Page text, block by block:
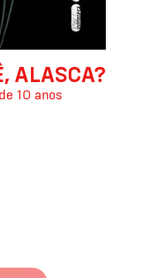
ALASCA?
10 anos